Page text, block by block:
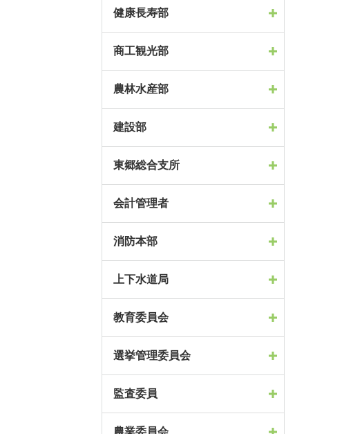
健康長寿部
商工観光部
農林水産部
建設部
東郷総合支所
会計管理者
消防本部
上下水道局
教育委員会
選挙管理委員会
監査委員
農業委員会